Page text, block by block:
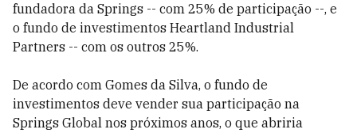
fundadora da Springs -- com 25% de participação --, e
o fundo de investimentos Heartland Industrial
Partners -- com os outros 25%.
De acordo com Gomes da Silva, o fundo de
investimentos deve vender sua participação na
Springs Global nos próximos anos, o que abriria